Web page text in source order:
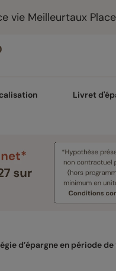
vie Meilleurtaux
Livret
d’épargne en période